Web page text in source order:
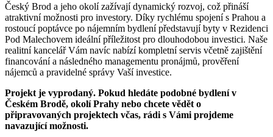
Český Brod a jeho okolí zažívají dynamický rozvoj, což přináší
atraktivní možnosti pro investory. Díky rychlému spojení s Prahou a
rostoucí poptávce po nájemním bydlení představují byty v Rezidenci
Pod Malechovem ideální příležitost pro dlouhodobou investici. Naše
realitní kancelář Vám navíc nabízí kompletní servis včetně zajištění
financování a následného managementu pronájmů, prověření
nájemců a pravidelné správy Vaší investice.
Projekt je vyprodaný. Pokud hledáte podobné bydlení v
Českém Brodě, okolí Prahy nebo chcete vědět o
připravovaných projektech včas, rádi s Vámi projdeme
navazující možnosti.